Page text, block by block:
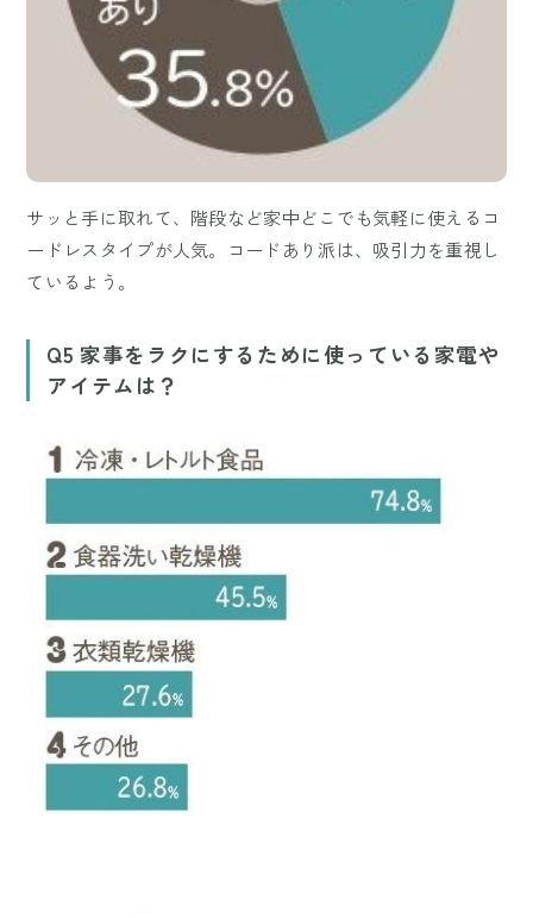
サッと手に取れて、階段など家中どこでも気軽に使えるコ
ードレスタイプが人気。コードあり派は、吸引力を重視し
ているよう。
Q5 家事をラクにするために使っている家電や
アイテムは？